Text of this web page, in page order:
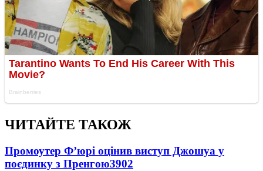
ЧИТАЙТЕ ТАКОЖ
Промоутер Ф’юрі оцінив виступ Джошуа у
поєдинку з Пренгою3902